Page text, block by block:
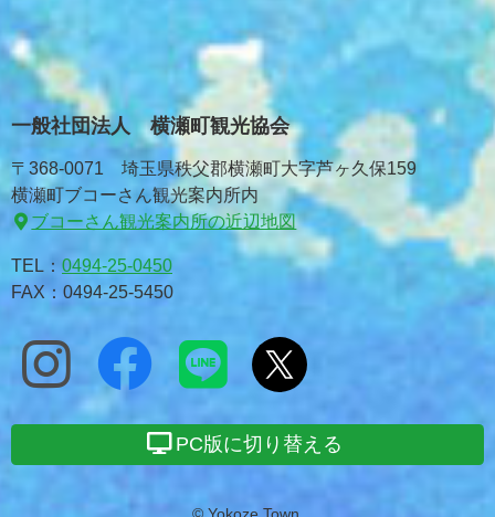
一般社団法人 横瀬町観光協会
〒368-0071 埼玉県秩父郡横瀬町大字芦ヶ久保159
横瀬町ブコーさん観光案内所内
ブコーさん観光案内所の近辺地図
TEL： 0494-25-0450
FAX：0494-25-5450
PC版に切り替える